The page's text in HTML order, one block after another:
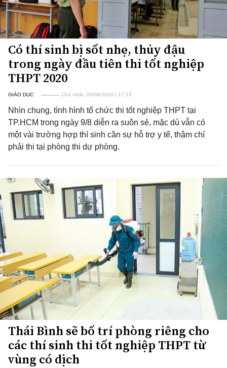
Có thí sinh bị sốt nhẹ, thủy đậu
trong ngày đầu tiên thi tốt nghiệp
THPT 2020
GIÁO DỤC Chủ nhật, 09/08/2020 | 17:15
Nhìn chung, tình hình tổ chức thi tốt nghiệp THPT tại
TP.HCM trong ngày 9/8 diễn ra suôn sẻ, mặc dù vẫn có
một vài trường hợp thí sinh cần sự hỗ trợ y tế, thậm chí
phải thi tại phòng thi dự phòng.
Thái Bình sẽ bố trí phòng riêng cho
các thí sinh thi tốt nghiệp THPT từ
vùng có dịch